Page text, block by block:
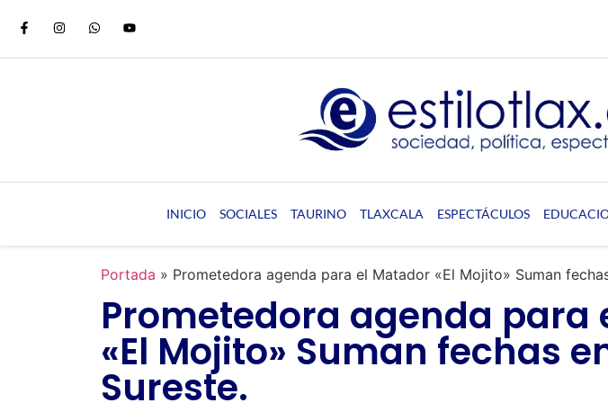
INICIO SOCIALES TAURINO TLAXCALA ESPECTÁCULOS
Portada » Prometedora agenda para el Matador «El Mojito» Suman
Prometedora agenda para
«El Mojito» Suman fechas
Sureste.